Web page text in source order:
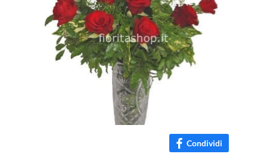
Condividi